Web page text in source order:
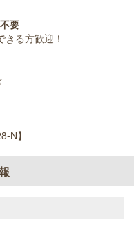
要
る方歓迎！
N】